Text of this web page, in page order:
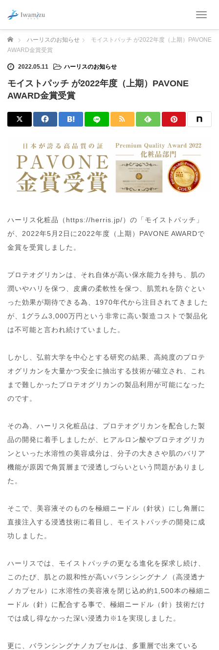
T
g
a
i
ホーム ハーリスのお知らせ
モイストパッチ が2022年度（上期）PAVONE
AWARD金賞受賞
2022.05.11 ハーリスのお知らせ
モイストパッチ が2022年度（上期）PAVONE
AWARD金賞受賞
ハーリス化粧品（https://herris.jp/）の「モイストパッチ」
が、2022年5月2日に2022年度（上期）PAVONE AWARDで
金賞を受賞しました。
プロテオグリカンは、それ自体が高い保水能力を持ち、肌の
潤いやハリを保つ、皮膚の柔軟性を保つ、肌荒れを防ぐとい
った効果が期待できる為、1970年代から注目されてきました
が、1グラム3,000万円という非常に高い製造コストで製品化
は不可能と言われ続けていました。
しかし、弘前大学を中心とする研究の結果、高純度のプロテ
オグリカンを大量かつ安全に抽出する技術が確立され、これ
まで難しかったプロテオグリカンの製品利用が可能になった
のです。
その為、ハーリス化粧品は、プロテオグリカンを配合した製
品の開発に着手しましたが、ヒアルロン酸やプロテオグリカ
ンといった水溶性の美容成分は、分子の大きさや肌のバリア
機能が原因で角質層まで浸透しづらいという問題がありまし
た。
そこで、美容液そのものを極細ニードル（針状）にし角層に
直接注入する浸透技術に着目し、モイストパッチの開発に成
功しました。
ハーリスでは、モイストパッチの更なる進化を探求し続け、
このたび、肌との親和性が高いバランシングナノ（高浸透ナ
ノカプセル）に水溶性の美容液を閉じ込め約1,500本の極細ニ
ードル（針）に配合する事で、極細ニードル（針）技術だけ
では成し得なかった深い浸透力※1を実現しました。
更に、バランシングナノカプセルは、多重層で出来ている